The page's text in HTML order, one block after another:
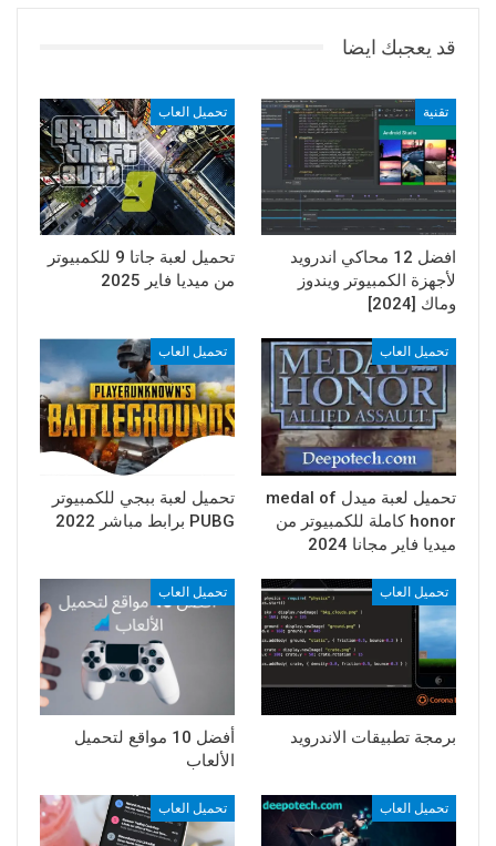
قد يعجبك ايضا
تقنية
افضل 12 محاكي اندرويد
لأجهزة الكمبيوتر ويندوز
وماك [2024]
تحميل العاب
تحميل لعبة جاتا 9 للكمبيوتر
من ميديا فاير 2025
تحميل العاب
تحميل لعبة ميدل medal of
honor كاملة للكمبيوتر من
ميديا فاير مجانا 2024
تحميل العاب
تحميل لعبة ببجي للكمبيوتر
PUBG برابط مباشر 2022
تحميل العاب
برمجة تطبيقات الاندرويد
تحميل العاب
أفضل 10 مواقع لتحميل
الألعاب
تحميل العاب تحميل العاب